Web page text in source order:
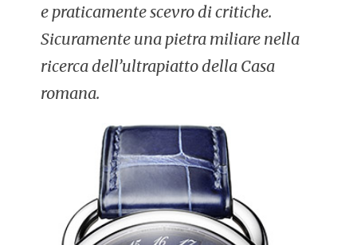
e praticamente scevro di critiche.
Sicuramente una pietra miliare nella
ricerca dell’ultrapiatto della Casa
romana.